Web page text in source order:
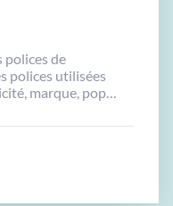
polices de
polices utilisées
marque, pop